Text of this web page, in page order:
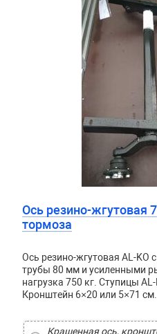
Ось резино-жгутовая
тормоза
Ось резино-жгутовая AL-KO
трубы 80 мм и усиленными
нагрузка 750 кг. Ступицы
Кронштейн 6×20 или 5×71 см.
Крашенная ось,